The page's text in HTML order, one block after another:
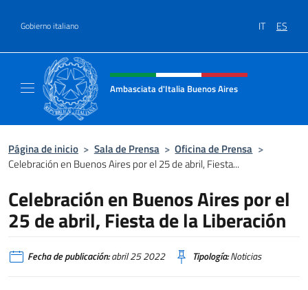
Gobierno italiano IT ES
Encabezado del sitio web,
Ambasciata d'Italia Buenos Aires
Página de inicio > Sala de Prensa > Oficina de Prensa >
Celebración en Buenos Aires por el 25 de abril, Fiesta...
Celebración en Buenos Aires por el
25 de abril, Fiesta de la Liberación
Fecha de publicación:abril 25 2022 Tipología:Noticias